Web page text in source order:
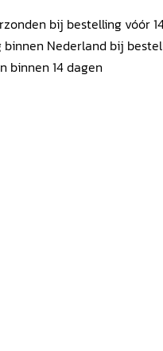
bij bestelling vóór
Nederland bij
binnen 14 dagen